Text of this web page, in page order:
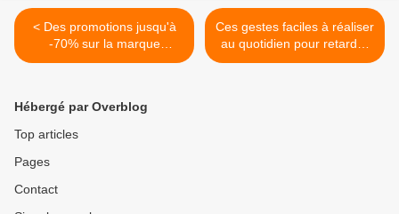
< Des promotions jusqu'à
-70% sur la marque
PROMOD
Ces gestes faciles à réaliser
au quotidien pour retarder
l’apparition des rides. >
Hébergé par Overblog
Top articles
Pages
Contact